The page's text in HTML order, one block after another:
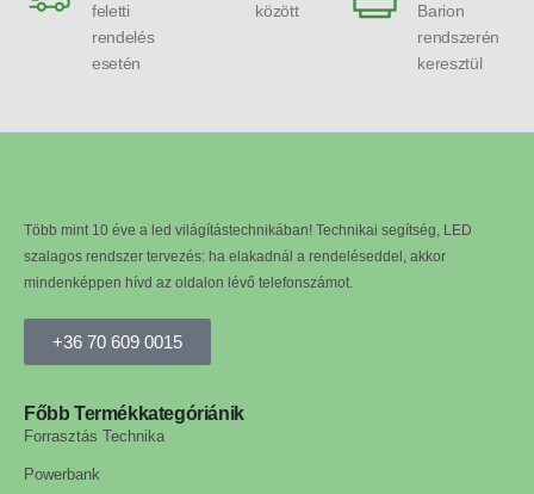
feletti
rendelés
esetén
között
Barion
rendszerén
keresztül
Több mint 10 éve a led világítástechnikában! Technikai segítség, LED
szalagos rendszer tervezés: ha elakadnál a rendeléseddel, akkor
mindenképpen hívd az oldalon lévő telefonszámot.
+36 70 609 0015
Főbb Termékkategóriánik
Forrasztás Technika
Powerbank